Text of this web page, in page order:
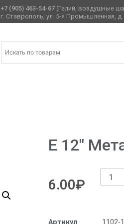
+7 (905) 463-54-67 (Гелий, воздушные
г. Ставрополь, ул. 5-я Промышленная, д.
Е 12″
6.00₽
Артикул
1102-